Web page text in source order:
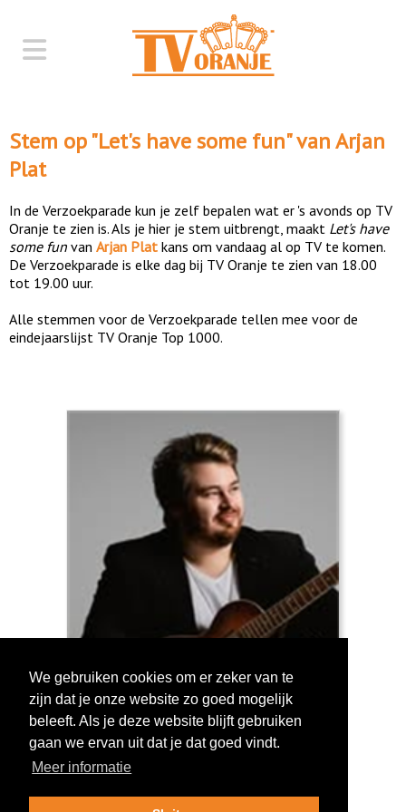
Stem op "Let's have some fun" vanArjan
Plat
In de Verzoekparade kun je zelf bepalen wat er 's avonds op TV
Oranje te zien is. Als je hier je stem uitbrengt, maakt Let's have
some fun van Arjan Plat kans om vandaag al op TV te komen.
De Verzoekparade is elke dag bij TV Oranje te zien van 18.00
tot 19.00 uur.
Alle stemmen voor de Verzoekparade tellen mee voor de
eindejaarslijst TV Oranje Top 1000.
Log in om te stemmen!
We gebruiken cookies om er zeker van te
zijn dat je onze website zo goed mogelijk
beleeft. Als je deze website blijft gebruiken
gaan we ervan uit dat je dat goed vindt.
Meer informatie